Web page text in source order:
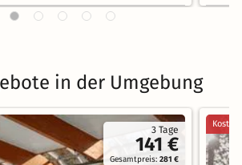
in der Umgebung
3 Tage
141 €
Gesamtpreis:281 €